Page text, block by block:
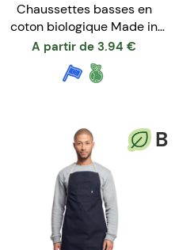
Chaussettes basses en
coton biologique Made in
Europe
A partir de 3.94 €
B